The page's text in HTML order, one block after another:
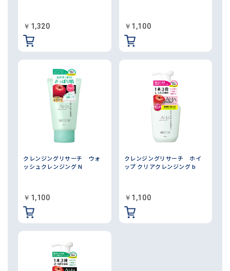
￥1,320 ￥1,100
クレンジングリサーチ ウォ
ッシュクレンジング N
￥1,100
クレンジングリサーチ ホイ
ップ クリアクレンジング b
￥1,100